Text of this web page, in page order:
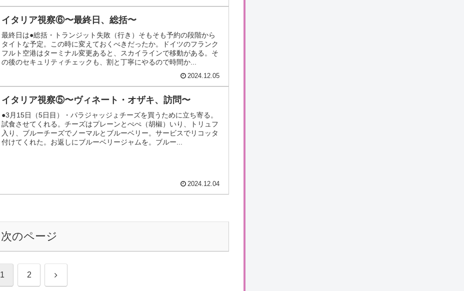
イタリア視察⑥〜最終日、総括〜
最終日は●総括・トランジット失敗（行き）そもそも予約の段階から
タイトな予定。この時に変えておくべきだったか。ドイツのフランク
フルト空港はターミナル変更あると、スカイラインで移動がある。そ
の後のセキュリティチェックも、割と丁寧にやるので時間か...
2024.12.05
イタリア視察⑤〜ヴィネート・オザキ、訪問〜
●3月15日（5日目）・パラジャッジょチーズを買うために立ち寄る。
試食させてくれる。チーズはプレーンとぺぺ（胡椒）いり、トリュフ
入り、ブルーチーズでノーマルとブルーベリー。サービスでリコッタ
付けてくれた。お返しにブルーベリージャムを。ブルー...
2024.12.04
次のページ
1 2 次